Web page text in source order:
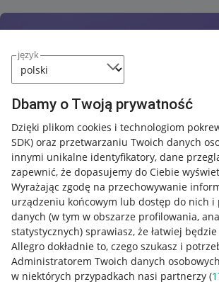
język
Dbamy o Twoją prywatność
Dzięki plikom cookies i technologiom
SDK) oraz przetwarzaniu Twoich danych
innymi unikalne identyfikatory, dane
zapewnić, że dopasujemy do Ciebie
Wyrażając zgodę na przechowywanie
urządzeniu końcowym lub dostęp do nich i
danych (w tym w obszarze profilowania,
statystycznych) sprawiasz, że łatwiej
Allegro dokładnie to, czego szukasz i
Administratorem Twoich danych
w niektórych przypadkach nasi partnerzy (